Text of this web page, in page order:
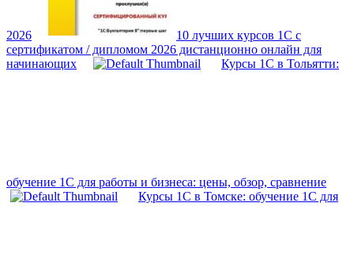
2026
10 лучших курсов 1С с
сертификатом / дипломом 2026 дистанционно онлайн для
начинающих
Курсы 1С в Тольятти:
обучение 1С для работы и бизнеса: цены, обзор, сравнение
Курсы 1С в Томске: обучение 1С для